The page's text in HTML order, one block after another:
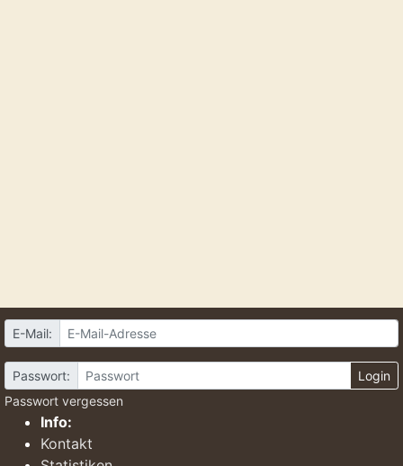
E-Mail:
Passwort:
Login
Passwort vergessen
Info:
Kontakt